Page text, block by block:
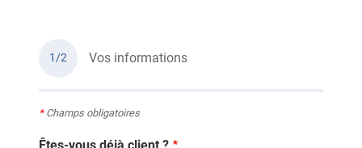
1/2 Vos informations
*Champs obligatoires